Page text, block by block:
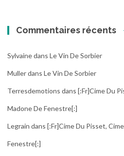
Commentaires récents
Sylvainedans Le Vin De Sorbier
Mullerdans Le Vin De Sorbier
Terresdemotions dans [:fr]Cime Du
Madone De Fenestre[:]
Legrain dans [:fr]Cime Du Pisset,
Fenestre[:]